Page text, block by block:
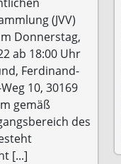
(JVV)
Donnerstag,
ab 18:00 Uhr
Ferdinand-
10, 30169
gemäß
des
[...]